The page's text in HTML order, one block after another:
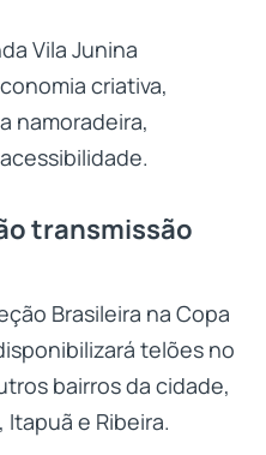
Vila Junina
criativa,
namoradeira,
transmissão
Brasileira na Copa
telões no
bairros da cidade,
e Ribeira.